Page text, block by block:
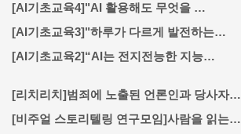
[AI기초교육4]"AI 활용해도 무엇을 …
[AI기초교육3]"하루가 다르게 발전하는…
[AI기초교육2]“AI는 전지전능한 지능…
[리치리치]범죄에 노출된 언론인과 당사자…
[비주얼 스토리텔링 연구모임]사람을 읽는…